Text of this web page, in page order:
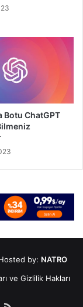
Botu ChatGPT
by: NATRO
ve Gizlilik Hakları